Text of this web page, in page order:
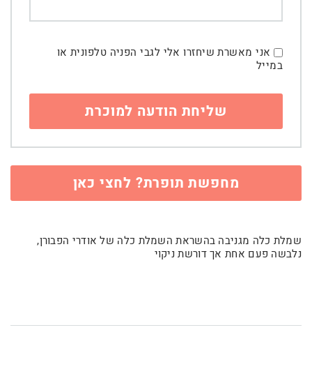
אני מאשרת שיחזרו אלי לגבי הפניה טלפונית או
במייל
מחפשת תופרת? לחצי כאן
שמלת כלה מגניבה בהשראת השמלת כלה של אודרי הפבורן,
נלבשה פעם אחת אך דורשת ניקוי